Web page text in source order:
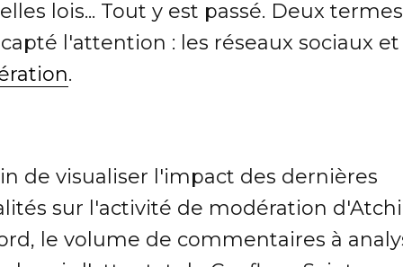
lois... Tout y est passé. Deux
l'attention : les réseaux sociaux
.
de visualiser l'impact des dernières
sur l'activité de modération
le volume de commentaires à